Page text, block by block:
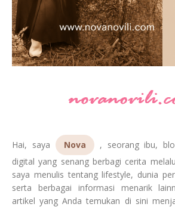
Hai, saya Nova
, seorang ibu,
digital yang senang berbagi cerita
saya menulis tentang lifestyle, dunia
serta berbagai informasi menarik
artikel yang Anda temukan di sini